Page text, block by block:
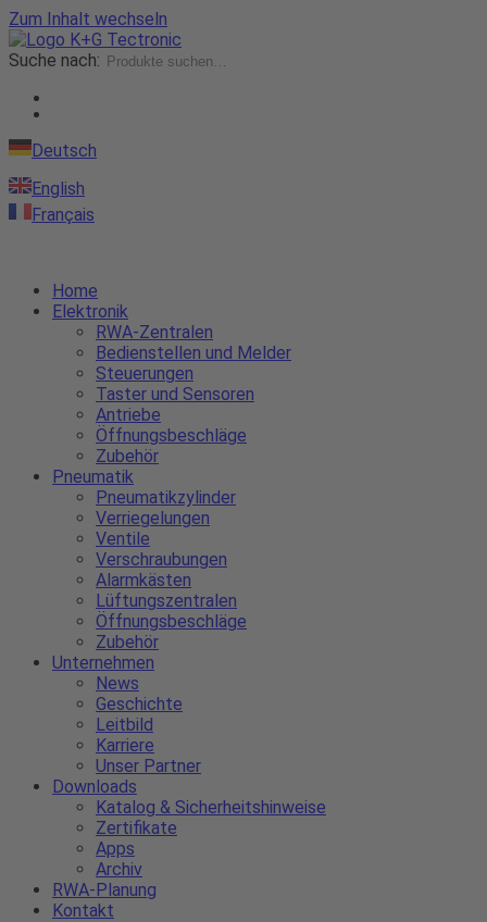
Zum Inhalt wechseln
Suche nach:
Deutsch
English
Français
Home
Elektronik
RWA-Zentralen
Bedienstellen und Melder
Steuerungen
Taster und Sensoren
Antriebe
Öffnungsbeschläge
Zubehör
Pneumatik
Pneumatikzylinder
Verriegelungen
Ventile
Verschraubungen
Alarmkästen
Lüftungszentralen
Öffnungsbeschläge
Zubehör
Unternehmen
News
Geschichte
Leitbild
Karriere
Unser Partner
Downloads
Katalog & Sicherheitshinweise
Zertifikate
Apps
Archiv
RWA-Planung
Kontakt